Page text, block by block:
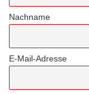
Nachname
E-Mail-Adresse